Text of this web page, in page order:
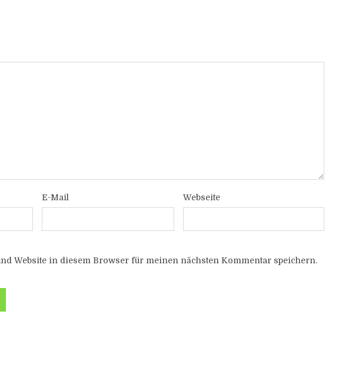
E-Mail Webseite
Website in diesem Browser für meinen nächsten Kommentar speichern.